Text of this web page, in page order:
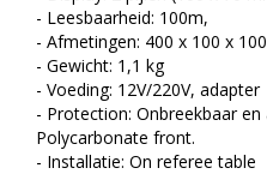
- Leesbaarheid: 100m,
- Afmetingen: 400 x 100 x
- Gewicht: 1,1 kg
- Voeding: 12V/220V, adapter
- Protection: Onbreekbaar
Polycarbonate front.
- Installatie: On referee table